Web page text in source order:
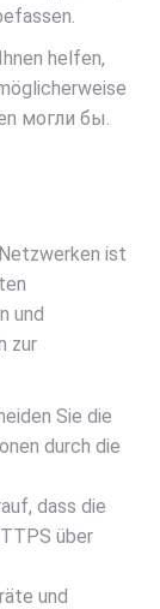
helfen,
могли бы.
ist
und
zur
Sie die
durch die
dass die
über
und